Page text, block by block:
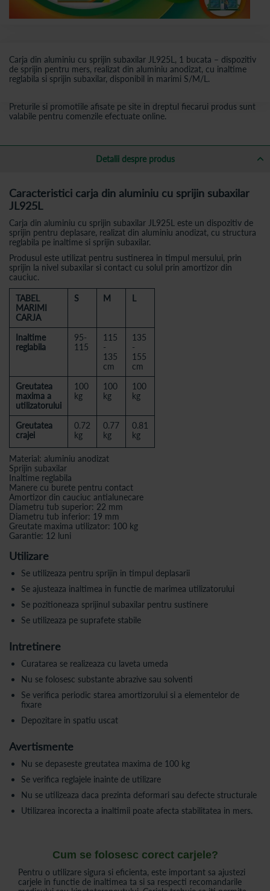
Carja din aluminiu cu sprijin subaxilar JL925L, 1 bucata – dispozitiv
de sprijin pentru mers, realizat din aluminiu anodizat, cu inaltime
reglabila si sprijin subaxilar, disponibil in marimi S/M/L.
Preturile si promotiile afisate pe site in dreptul fiecarui produs sunt
valabile pentru comenzile efectuate online.
Detalii despre produs
Caracteristici carja din aluminiu cu sprijin subaxilar
JL925L
Carja din aluminiu cu sprijin subaxilar JL925L este un dispozitiv de
sprijin pentru deplasare, realizat din aluminiu anodizat, cu structura
reglabila pe inaltime si sprijin subaxilar.
Produsul este utilizat pentru sustinerea in timpul mersului, prin
sprijin la nivel subaxilar si contact cu solul prin amortizor din
cauciuc.
TABEL
MARIMI
CARJA
S M L
Inaltime
reglabila
95-
115
115
-
135
cm
135
-
155
cm
Greutatea
maxima a
utilizatorului
100
kg
100
kg
100
kg
Greutatea
crajei
0.72
kg
0.77
kg
0.81
kg
Material: aluminiu anodizat
Sprijin subaxilar
Inaltime reglabila
Manere cu burete pentru contact
Amortizor din cauciuc antialunecare
Diametru tub superior: 22 mm
Diametru tub inferior: 19 mm
Greutate maxima utilizator: 100 kg
Garantie: 12 luni
Utilizare
Se utilizeaza pentru sprijin in timpul deplasarii
Se ajusteaza inaltimea in functie de marimea utilizatorului
Se pozitioneaza sprijinul subaxilar pentru sustinere
Se utilizeaza pe suprafete stabile
Intretinere
Curatarea se realizeaza cu laveta umeda
Nu se folosesc substante abrazive sau solventi
Se verifica periodic starea amortizorului si a elementelor de
fixare
Depozitare in spatiu uscat
Avertismente
Nu se depaseste greutatea maxima de 100 kg
Se verifica reglajele inainte de utilizare
Nu se utilizeaza daca prezinta deformari sau defecte structurale
Utilizarea incorecta a inaltimii poate afecta stabilitatea in mers.
Cum se folosesc corect carjele?
Pentru o utilizare sigura si eficienta, este important sa ajustezi
carjele in functie de inaltimea ta si sa respecti recomandarile